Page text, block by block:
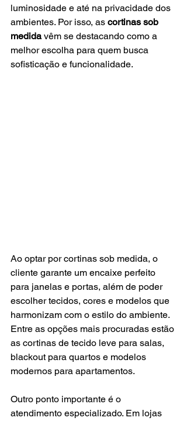
luminosidade e até na privacidade dos
ambientes. Por isso, as cortinas sob
medida vêm se destacando como a
melhor escolha para quem busca
sofisticação e funcionalidade.
Ao optar por cortinas sob medida, o
cliente garante um encaixe perfeito
para janelas e portas, além de poder
escolher tecidos, cores e modelos que
harmonizam com o estilo do ambiente.
Entre as opções mais procuradas estão
as cortinas de tecido leve para salas,
blackout para quartos e modelos
modernos para apartamentos.
Outro ponto importante é o
atendimento especializado. Em lojas